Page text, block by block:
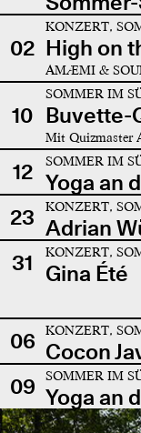
02
KONZERT,
High on
AMÆMI &
10
SOMMER IM
Buvette-
Mit Quizmaster
12 SOMMER IM
Yoga an
23
KONZERT,
Adrian
31
KONZERT,
Gina Été
06 KONZERT,
Cocon
09
SOMMER IM
Yoga an